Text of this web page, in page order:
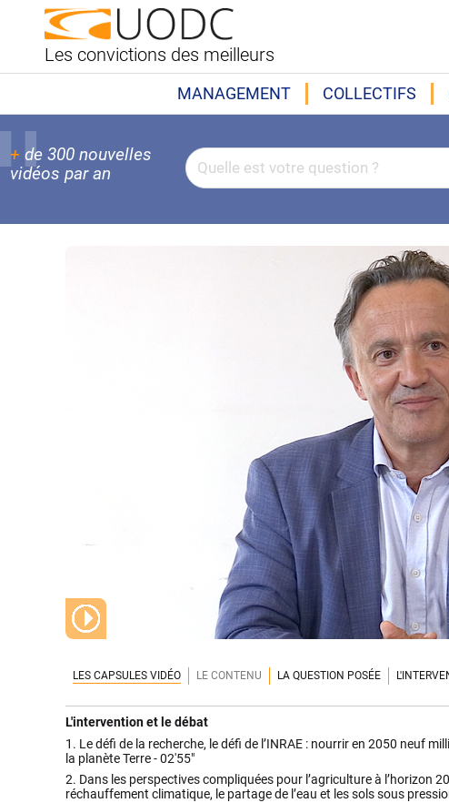
Les convictions des meilleurs
MANAGEMENT COLLECTIFS
+ de 300 nouvelles
vidéos par an
LES CAPSULES VIDÉO LE CONTENU LA QUESTION POSÉE
L'intervention et le débat
1. Le défi de la recherche, le défi de l’INRAE : nourrir en 2050 neuf
la planète Terre -02'55"
2. Dans les perspectives compliquées pour l’agriculture à l’horizon
réchauffement climatique, le partage de l’eau et les sols sous